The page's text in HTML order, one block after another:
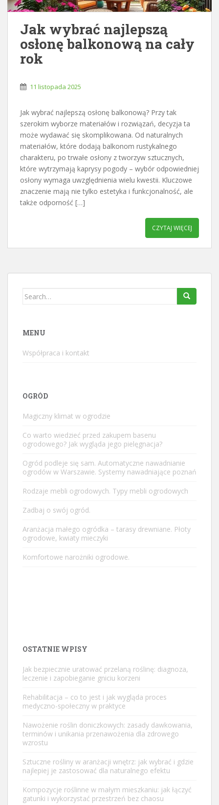
Jak wybrać najlepszą
osłonę balkonową na cały
rok
11 listopada 2025
Jak wybrać najlepszą osłonę balkonową? Przy tak
szerokim wyborze materiałów i rozwiązań, decyzja ta
może wydawać się skomplikowana. Od naturalnych
materiałów, które dodają balkonom rustykalnego
charakteru, po trwałe osłony z tworzyw sztucznych,
które wytrzymają kaprysy pogody – wybór odpowiedniej
osłony wymaga uwzględnienia wielu kwestii. Kluczowe
znaczenie mają nie tylko estetyka i funkcjonalność, ale
także odporność […]
CZYTAJ WIĘCEJ
Search
MENU
Współpraca i kontakt
OGRÓD
Magiczny klimat w ogrodzie
Co warto wiedzieć przed zakupem basenu
ogrodowego? Jak wygląda jego pielęgnacja?
Ogród podleje się sam. Automatyczne nawadnianie
ogrodów w Warszawie. Systemy nawadniające poznań
Rodzaje mebli ogrodowych. Typy mebli ogrodowych
Zadbaj o swój ogród.
Aranżacja małego ogródka – tarasy drewniane. Płoty
ogrodowe, kwiaty mieczyki
Komfortowe narożniki ogrodowe.
OSTATNIE WPISY
Jak bezpiecznie uratować przelaną roślinę: diagnoza,
leczenie i zapobieganie gniciu korzeni
Rehabilitacja – co to jest i jak wygląda proces
medyczno-społeczny w praktyce
Nawożenie roślin doniczkowych: zasady dawkowania,
terminów i unikania przenawożenia dla zdrowego
wzrostu
Sztuczne rośliny w aranżacji wnętrz: jak wybrać i gdzie
najlepiej je zastosować dla naturalnego efektu
Kompozycje roślinne w małym mieszkaniu: jak łączyć
gatunki i wykorzystać przestrzeń bez chaosu